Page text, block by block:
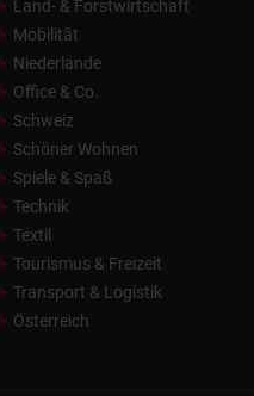
Land- & Forstwirtschaft
Mobilität
Niederlande
Office & Co.
Schweiz
Schöner Wohnen
Spiele & Spaß
Technik
Textil
Tourismus & Freizeit
Transport & Logistik
Österreich